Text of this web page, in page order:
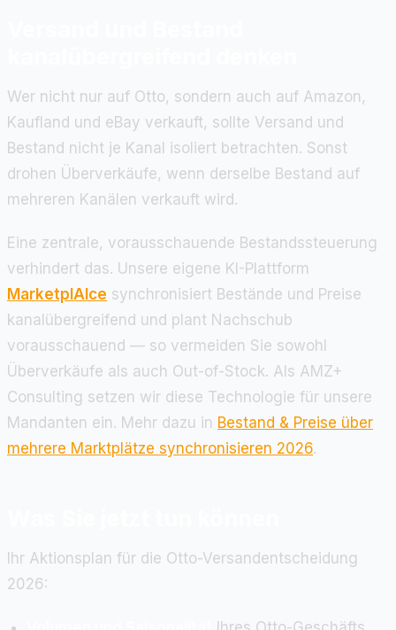
Wer nicht nur auf Otto, sondern auch auf Amazon,
Kaufland und eBay verkauft, sollte Versand und
Bestand nicht je Kanal isoliert betrachten. Sonst
drohen Überverkäufe, wenn derselbe Bestand auf
mehreren Kanälen verkauft wird.
Eine zentrale, vorausschauende Bestandssteuerung
verhindert das. Unsere eigene KI-Plattform
MarketplAIce synchronisiert Bestände und Preise
kanalübergreifend und plant Nachschub
vorausschauend — so vermeiden Sie sowohl
Überverkäufe als auch Out-of-Stock. Als AMZ+
Consulting setzen wir diese Technologie für unsere
Mandanten ein. Mehr dazu in Bestand & Preise über
mehrere Marktplätze synchronisieren 2026.
Ihr Aktionsplan für die Otto-Versandentscheidung
2026: